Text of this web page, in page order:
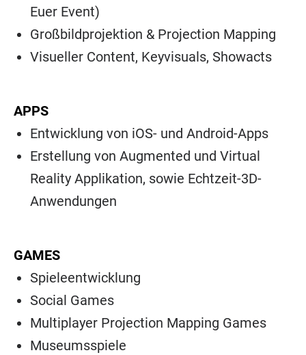
Euer Event)
Großbildprojektion & Projection Mapping
Visueller Content, Keyvisuals, Showacts
APPS
Entwicklung von iOS- und Android-Apps
Erstellung von Augmented und Virtual
Reality Applikation, sowie Echtzeit-3D-
Anwendungen
GAMES
Spieleentwicklung
Social Games
Multiplayer Projection Mapping Games
Museumsspiele